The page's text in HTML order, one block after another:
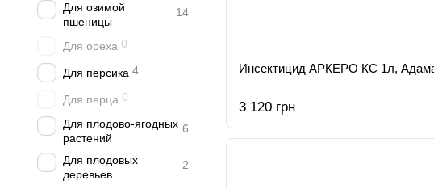
Инсектицид АРКЕРО КС 1л,
3 120 грн
Для озимой
пшеницы
14
Для ореха 0
Для персика 4
Для перца 0
Для плодово-ягодных
растений
6
Для плодовых
деревьев
2